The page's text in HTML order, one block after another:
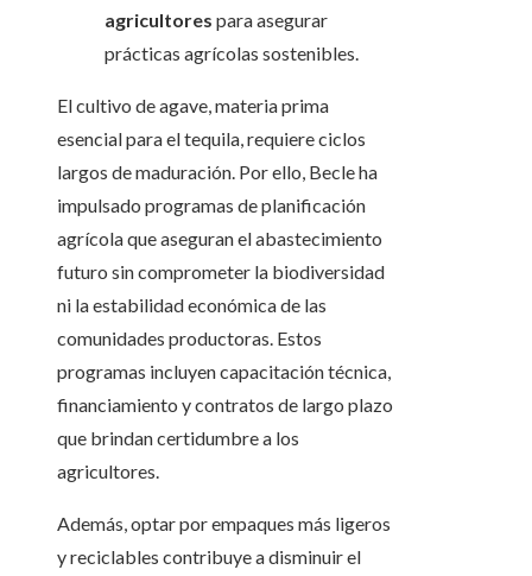
agricultores para asegurar
prácticas agrícolas sostenibles.
El cultivo de agave, materia prima
esencial para el tequila, requiere ciclos
largos de maduración. Por ello, Becle ha
impulsado programas de planificación
agrícola que aseguran el abastecimiento
futuro sin comprometer la biodiversidad
ni la estabilidad económica de las
comunidades productoras. Estos
programas incluyen capacitación técnica,
financiamiento y contratos de largo plazo
que brindan certidumbre a los
agricultores.
Además, optar por empaques más ligeros
y reciclables contribuye a disminuir el